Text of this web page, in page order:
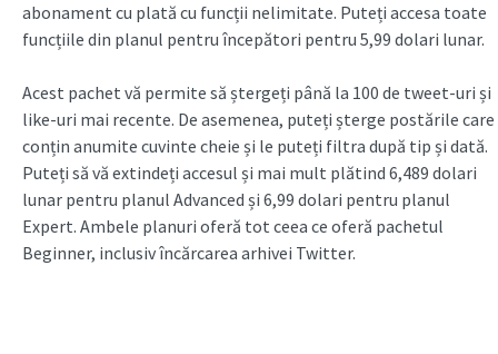
abonament cu plată cu funcții nelimitate. Puteți accesa toate
funcțiile din planul pentru începători pentru 5,99 dolari lunar.
Acest pachet vă permite să ștergeți până la 100 de tweet-uri și
like-uri mai recente. De asemenea, puteți șterge postările care
conțin anumite cuvinte cheie și le puteți filtra după tip și dată.
Puteți să vă extindeți accesul și mai mult plătind 6,489 dolari
lunar pentru planul Advanced și 6,99 dolari pentru planul
Expert. Ambele planuri oferă tot ceea ce oferă pachetul
Beginner, inclusiv încărcarea arhivei Twitter.